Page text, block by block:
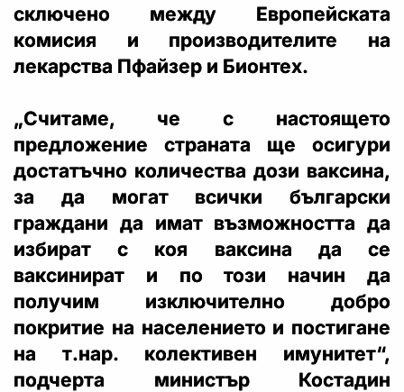
сключено между Европейската
комисия и производителите на
лекарства Пфайзер и Бионтех.
„Считаме, че с настоящето
предложение страната ще осигури
достатъчно количества дози ваксина,
за да могат всички български
граждани да имат възможността да
избират с коя ваксина да се
ваксинират и по този начин да
получим изключително добро
покритие на населението и постигане
на т.нар. колективен имунитет“,
подчерта министър Костадин